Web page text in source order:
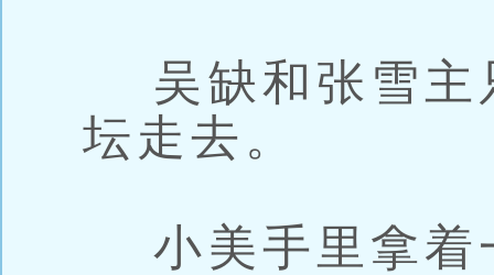
吴缺和张雪主
坛走去。
小美手里拿着